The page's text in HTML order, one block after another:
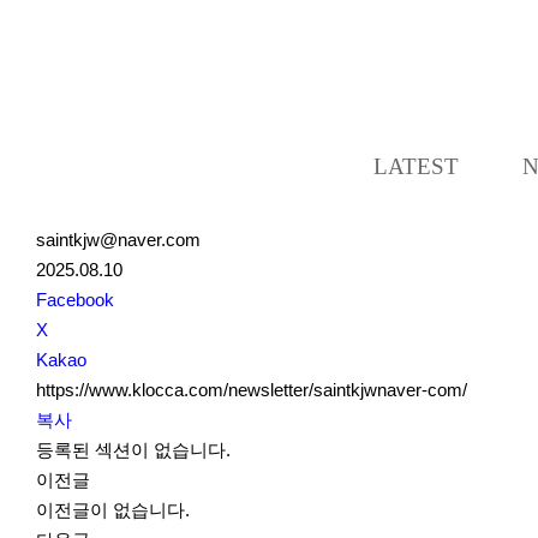
LATEST
saintkjw@naver.com
2025.08.10
S
N
S
S
h
a
r
e
Facebook
X
Kakao
https://www.klocca.com/newsletter/saintkjwnaver-com/
복사
등록된 섹션이 없습니다.
이전글
이전글이 없습니다.